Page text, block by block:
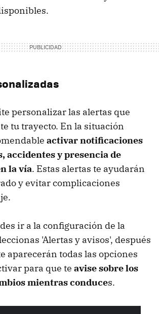
personalizar las alertas que
tu trayecto. En la situación
activar notificaciones
accidentes y presencia de
la vía. Estas alertas te ayudarán
y evitar complicaciones
ir a la configuración de la
'Alertas y avisos', después
aparecerán todas las opciones
para que te avise sobre los
mientras conduces.